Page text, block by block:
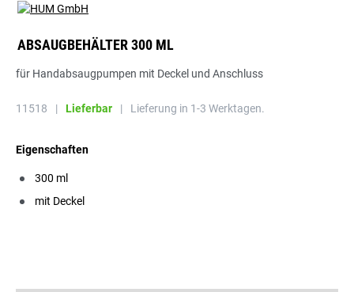
ABSAUGBEHÄLTER 300 ML
für Handabsaugpumpen mit Deckel und Anschluss
11518 | Lieferbar | Lieferung in 1-3 Werktagen.
Eigenschaften
300 ml
mit Deckel